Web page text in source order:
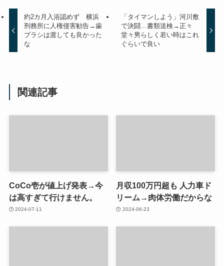
約2カ月入浴認めず 横浜
刑務所に人権侵害勧告→歯
ブラシは渡しても良かった
な
「タイマンしよう」河川敷
で決闘…書類送検→正々
堂々男らしく若い時はこれ
ぐらいで良い
関連記事
CoCo壱が値上げ発表→今
は高すぎて行けません。
2024-07-11
月収100万円超も 人力車ド
リーム→肉体労働だからな
2024-06-23